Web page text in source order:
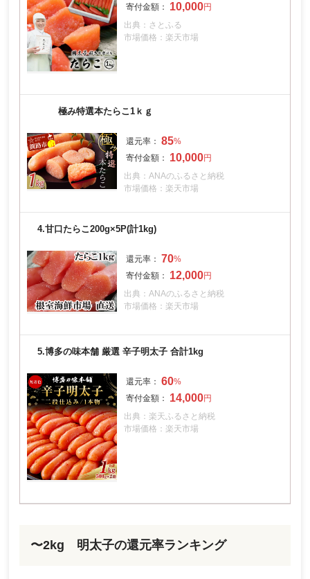
10,000
出典：さとふる
市場価格：楽天市場
極み特選本たらこ1ｋｇ
85
10,000
出典：ANAのふるさと納税
市場価格：楽天市場
4.甘口たらこ200g×5P(計1kg)
70
12,000
出典：ANAのふるさと納税
市場価格：楽天市場
5.博多の味本舗 厳選 辛子明太子 合計1kg
60
14,000
出典：楽天ふるさと納税
市場価格：楽天市場
〜2kg 明太子の還元率ランキング